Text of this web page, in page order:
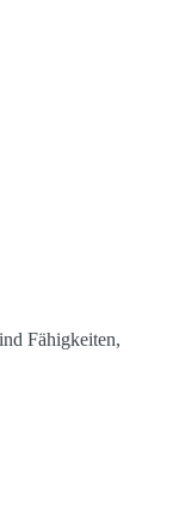
Fähigkeiten,